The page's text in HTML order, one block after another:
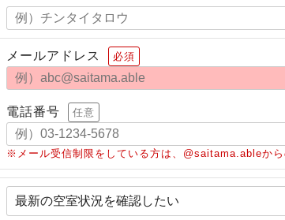
メールアドレス 必須
電話番号 任意
※メール受信制限をしている方は、@saitama.ableか